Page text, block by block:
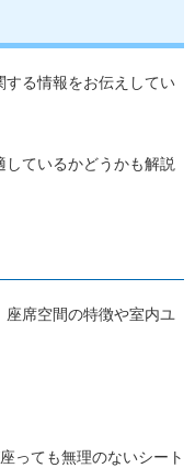
する情報をお伝えしてい
ているかどうかも解説
座席空間の特徴や室内ユ
っても無理のないシート